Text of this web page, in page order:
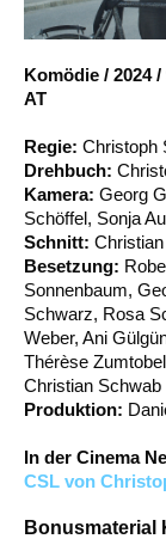
Komödie / 2024 /
AT
Regie: Christoph
Drehbuch:
Kamera: Georg
Schöffel, Sonja
Schnitt:
Besetzung:
Sonnenbaum,
Schwarz, Rosa
Weber, Ani
Thérèse
Christian Schwab
Produktion:
In der Cinema
CSL von
Bonusmaterial